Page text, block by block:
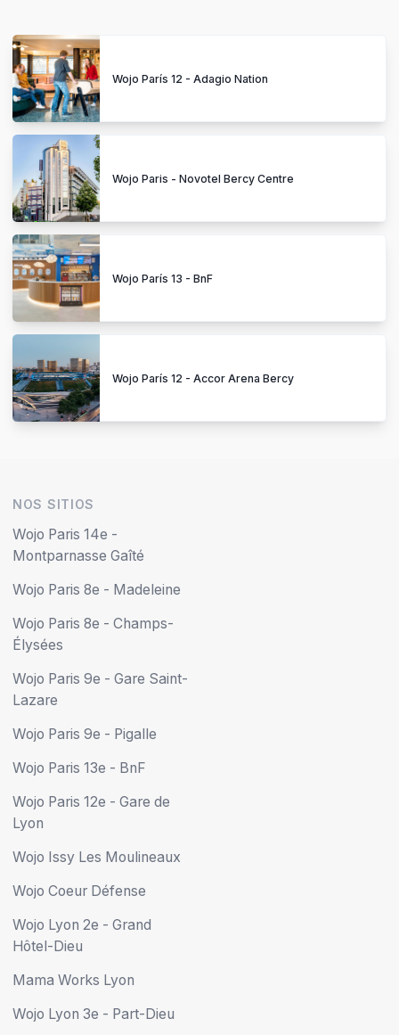
Wojo París 12 - Adagio Nation
Wojo Paris - Novotel Bercy Centre
Wojo París 13 - BnF
Wojo París 12 - Accor Arena Bercy
NOS SITIOS
Wojo Paris 14e -
Montparnasse Gaîté
Wojo Paris 8e - Madeleine
Wojo Paris 8e - Champs-
Élysées
Wojo Paris 9e - Gare Saint-
Lazare
Wojo Paris 9e - Pigalle
Wojo Paris 13e - BnF
Wojo Paris 12e - Gare de
Lyon
Wojo Issy Les Moulineaux
Wojo Coeur Défense
Wojo Lyon 2e - Grand
Hôtel-Dieu
Mama Works Lyon
Wojo Lyon 3e - Part-Dieu